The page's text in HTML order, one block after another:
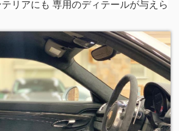
リアにも 専用のディテールが与えら